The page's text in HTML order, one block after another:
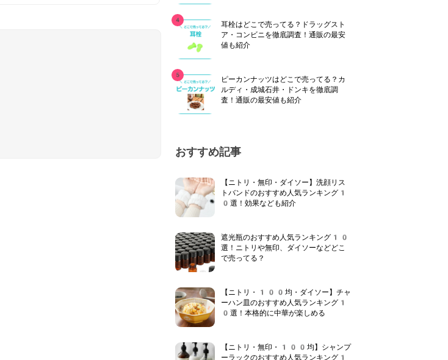
耳栓はどこで売ってる？ドラッグスト
ア・コンビニを徹底調査！通販の最安
値も紹介
ピーカンナッツはどこで売ってる？カ
ルディ・成城石井・ドンキを徹底調
査！通販の最安値も紹介
おすすめ記事
【ニトリ・無印・ダイソー】洗顔リス
トバンドのおすすめ人気ランキング1
0選！効果なども紹介
遮光瓶のおすすめ人気ランキング10
選！ニトリや無印、ダイソーなどどこ
で売ってる？
【ニトリ・100均・ダイソー】チャ
ーハン皿のおすすめ人気ランキング1
0選！本格的に中華が楽しめる
【ニトリ・無印・100均】シャンプ
ーラックのおすすめ人気ランキング1